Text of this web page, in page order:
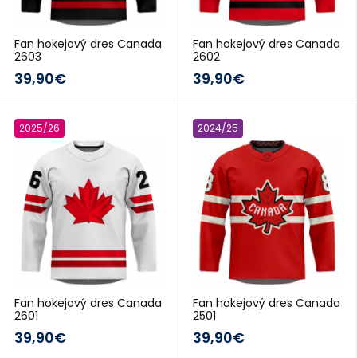
Fan hokejový dres Canada
2603
39,90€
Fan hokejový dres Canada
2602
39,90€
2025/26
Fan hokejový dres Canada
2601
39,90€
2024/25
Fan hokejový dres Canada
2501
39,90€